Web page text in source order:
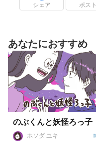
シェア ポスト
あなたにおすすめ
のぶくんと妖怪ろっ子
ホソダ ユキ